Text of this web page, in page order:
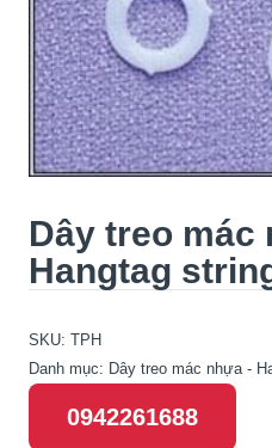
Dây treo mác
Hangtag
SKU: TPH
Danh mục: Dây treo mác nhựa -
0942261688